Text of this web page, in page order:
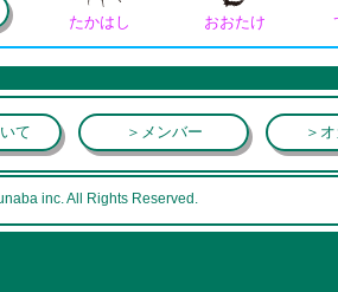
たかはし おおたけ
て ＞メンバー ＞
inc. All Rights Reserved.